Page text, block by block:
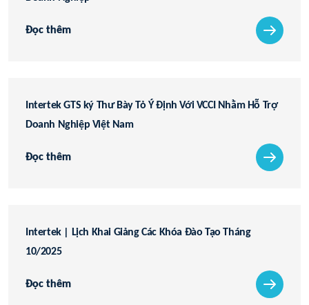
Đọc thêm
Intertek GTS ký Thư Bày Tỏ Ý Định Với VCCI Nhằm Hỗ Trợ
Doanh Nghiệp Việt Nam
Đọc thêm
Intertek | Lịch Khai Giảng Các Khóa Đào Tạo Tháng
10/2025
Đọc thêm